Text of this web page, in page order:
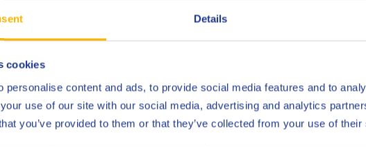
Details
cookies
personalise content and ads, to provide social media features and to
use of our site with our social media, advertising and analytics
you’ve provided to them or that they’ve collected from your use of
essentieel om het
voegen in plaats van
Mengtoestellen zijn
verdringerstoestellen die
Zie Fig. 6.